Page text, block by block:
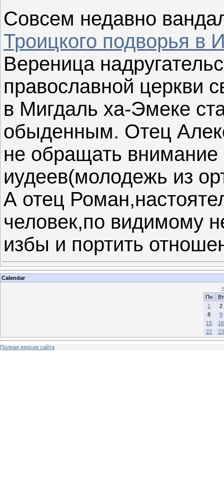
Совсем недавно
Троицкого подворья в
Вереница
православной церкви
в Мигдаль ха-Эмеке
обыденным. Отец
не обращать внимание
иудеев(молодежь из
А отец
человек,по видимому
избы и портить
Calendar
«
Пн
Вт
1
2
8
9
15
16
22
23
Полная версия сайта